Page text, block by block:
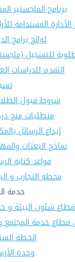
برنامج الماجستير
المستدامة
لوائح برامج
للتسجيل
التقدم للدراسات
شروط قبول
متطلبات منح
إيداع الرسائل
نماذج البعثات
قواعد كتابة
محطة التجارب و
خدمة
قطاع شئون البيئة و
قطاع خدمة المجتمع
الخطة
وحدة